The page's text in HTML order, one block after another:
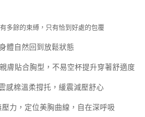
多餘的束縛，只有恰到好處的包覆
體自然回到放鬆狀態
膚貼合胸型，不易空杯提升穿著舒適度
感棉溫柔撐托，緩震減壓舒心
壓力，定位美胸曲線，自在深呼吸